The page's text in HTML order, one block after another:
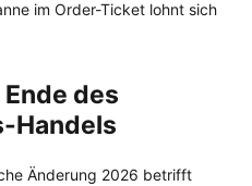
im Order-Ticket lohnt sich
des
Handels
Änderung 2026 betrifft